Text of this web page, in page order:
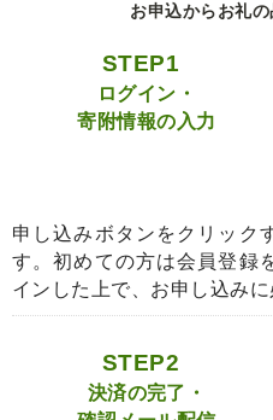
お申込からお礼
STEP1
ログイン・
寄附情報の入力
申し込みボタンをクリック
す。初めての方は会員登録
インした上で、お申し込み
STEP2
決済の完了・